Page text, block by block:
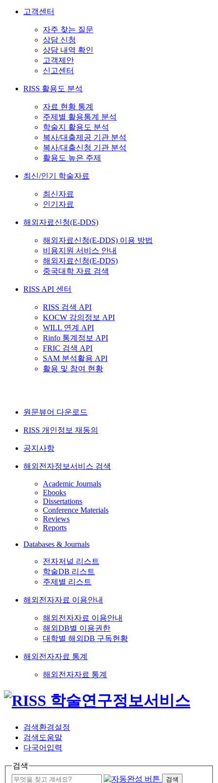
고객센터
자주 찾는 질문
상담 신청
상담 내역 확인
고객제안
신고센터
RISS 활용도 분석
자료 현황 통계
주제별 활용통계 분석
학술지 활용도 분석
복사/대출제공 기관 분석
복사/대출신청 기관 분석
활용도 높은 주제
최신/인기 학술자료
최신자료
인기자료
해외자료신청(E-DDS)
해외자료신청(E-DDS) 이용 방법
비용지원 서비스 안내
해외자료신청(E-DDS)
중국대학 자료 검색
RISS API 센터
RISS 검색 API
KOCW 강의정보 API
WILL 연계 API
Rinfo 통계정보 API
FRIC 검색 API
SAM 분석활용 API
활용 및 참여 현황
원문뷰어 다운로드
RISS 개인정보 재동의
공지사항
해외전자정보서비스 검색
Academic Journals
Ebooks
Dissertations
Conference Materials
Reviews
Reports
Databases & Journals
전자저널 리스트
학술DB 리스트
주제별 리스트
해외전자자료 이용안내
해외전자자료 이용안내
해외DB별 이용권한
대학별 해외DB 구독현황
해외전자자료 통계
해외전자자료 통계
검색환경설정
검색도움말
다국어입력
검색
검색